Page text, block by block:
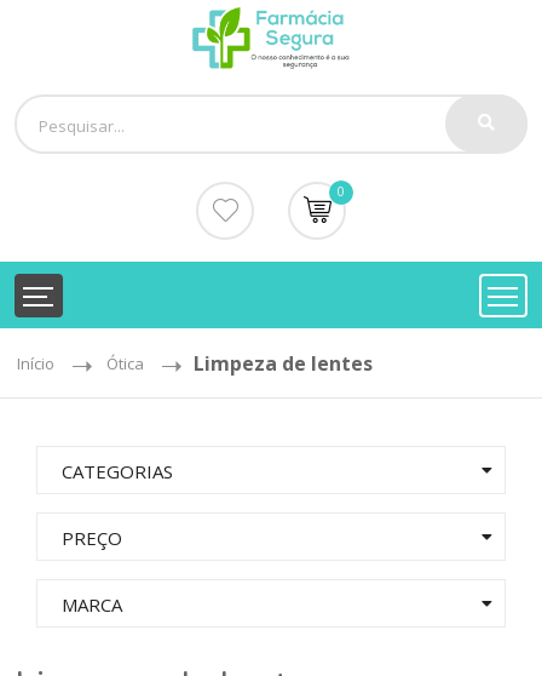
0
Início Ótica Limpeza de lentes
CATEGORIAS
PREÇO
MARCA